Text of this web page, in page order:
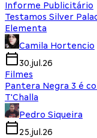
Informe Publicitário
Testamos Silver
Elementa
Camila Hortencio
30.jul.26
Filmes
Pantera Negra 3 é
T'Challa
Pedro Siqueira
25.jul.26